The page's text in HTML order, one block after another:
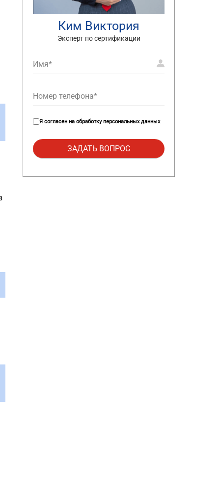
Ким Виктория
Эксперт по сертификации
Я согласен на обработку персональных данных